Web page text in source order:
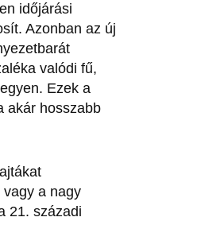
időjárási
Azonban az új
valódi fű,
Ezek a
akár hosszabb
a nagy
21. századi